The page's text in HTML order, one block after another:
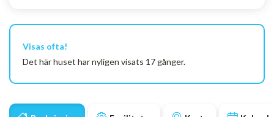
Visas ofta!
Det här huset har nyligen visats 17 gånger.